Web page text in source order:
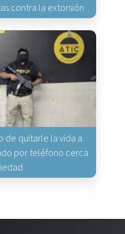
contra la extorsión
de quitarle la vida a
por teléfono cerca